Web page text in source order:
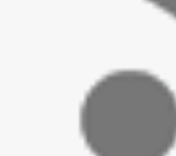
: إضراب الاثنين احتجاجا على
الفلسطيني السابق أشرف
لـ اليونيفيل .. مسؤول
هل ننتظر الحقيقة؟